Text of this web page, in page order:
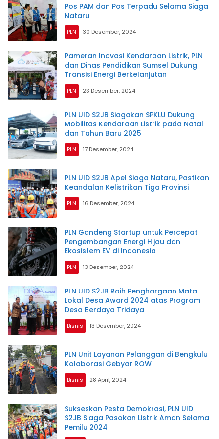
Pos PAM dan Pos Terpadu Selama Siaga
Nataru
PLN 30 Desember, 2024
Pameran Inovasi Kendaraan Listrik, PLN
dan Dinas Pendidikan Sumsel Dukung
Transisi Energi Berkelanjutan
PLN 23 Desember, 2024
PLN UID S2JB Siagakan SPKLU Dukung
Mobilitas Kendaraan Listrik pada Natal
dan Tahun Baru 2025
PLN 17 Desember, 2024
PLN UID S2JB Apel Siaga Nataru, Pastikan
Keandalan Kelistrikan Tiga Provinsi
PLN 16 Desember, 2024
PLN Gandeng Startup untuk Percepat
Pengembangan Energi Hijau dan
Ekosistem EV di Indonesia
PLN 13 Desember, 2024
PLN UID S2JB Raih Penghargaan Mata
Lokal Desa Award 2024 atas Program
Desa Berdaya Tridaya
Bisnis 13 Desember, 2024
PLN Unit Layanan Pelanggan di Bengkulu
Kolaborasi Gebyar ROW
Bisnis 28 April, 2024
Sukseskan Pesta Demokrasi, PLN UID
S2JB Siaga Pasokan Listrik Aman Selama
Pemilu 2024